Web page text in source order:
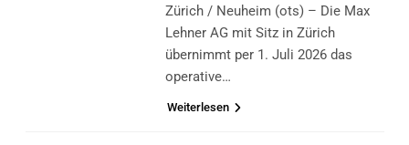
Zürich / Neuheim (ots) – Die Max
Lehner AG mit Sitz in Zürich
übernimmt per 1. Juli 2026 das
operative…
Weiterlesen